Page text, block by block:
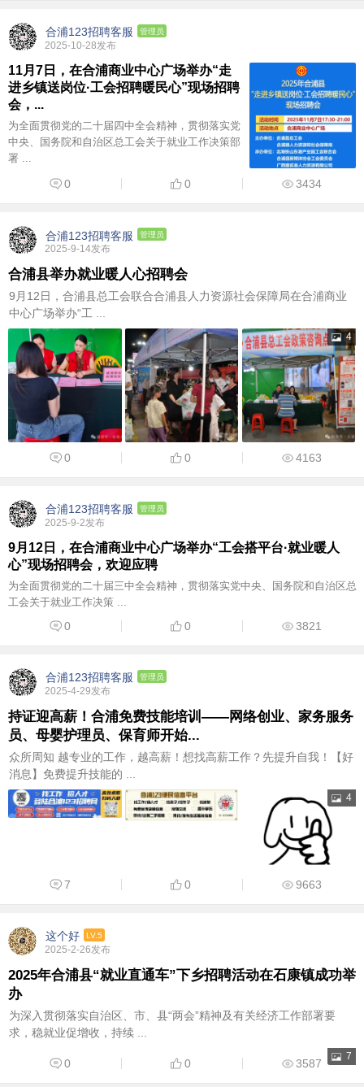
合浦123招聘客服 管理员
2025-10-28发布
11月7日，在合浦商业中心广场举办“走
进乡镇送岗位·工会招聘暖民心”现场招聘
会，...
为全面贯彻党的二十届四中全会精神，贯彻落实党
中央、国务院和自治区总工会关于就业工作决策部
署 ...
0 0 3434
合浦123招聘客服 管理员
2025-9-14发布
合浦县举办就业暖人心招聘会
9月12日，合浦县总工会联合合浦县人力资源社会保障局在合浦商业
中心广场举办“工 ...
4
0 0 4163
合浦123招聘客服 管理员
2025-9-2发布
9月12日，在合浦商业中心广场举办“工会搭平台·就业暖人
心”现场招聘会，欢迎应聘
为全面贯彻党的二十届三中全会精神，贯彻落实党中央、国务院和自治区总
工会关于就业工作决策 ...
0 0 3821
合浦123招聘客服 管理员
2025-4-29发布
持证迎高薪！合浦免费技能培训——网络创业、家务服务
员、母婴护理员、保育师开始...
众所周知 越专业的工作，越高薪！想找高薪工作？先提升自我！【好
消息】免费提升技能的 ...
4
7 0 9663
这个好 LV.5
2025-2-26发布
2025年合浦县“就业直通车”下乡招聘活动在石康镇成功举
办
为深入贯彻落实自治区、市、县“两会”精神及有关经济工作部署要
求，稳就业促增收，持续 ...
7
0 0 3587